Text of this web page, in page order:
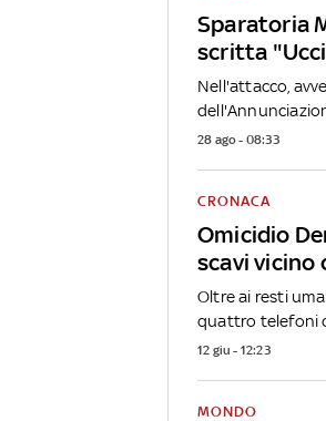
Sparatoria
scritta
Nell'attacco,
28 ago - 08:33
Omicidio
scavi vicino
CRONACA
Oltre ai resti
quattro telefoni
12 giu - 12:23
MONDO